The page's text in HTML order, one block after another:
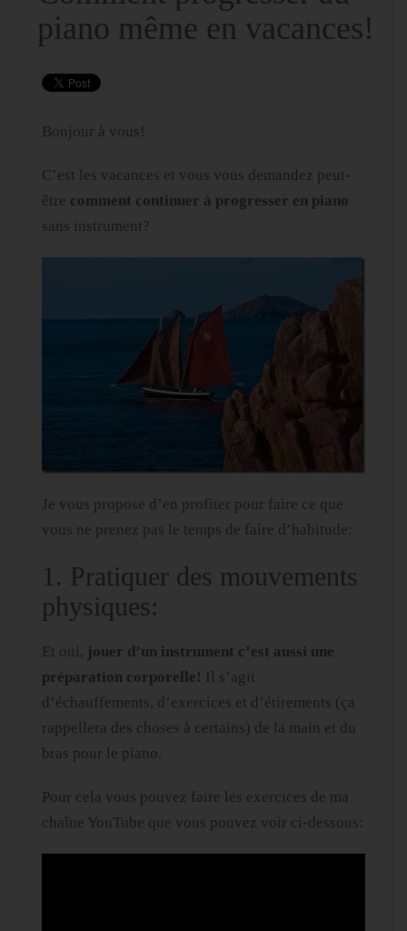
piano même en vacances!
Bonjour à vous!
C’est les vacances et vous vous demandez peut-
être comment continuer à progresser en piano
sans instrument?
Je vous propose d’en profiter pour faire ce que
vous ne prenez pas le temps de faire d’habitude:
1. Pratiquer des mouvements
physiques:
Et oui, jouer d’un instrument c’est aussi une
préparation corporelle! Il s’agit
d’échauffements, d’exercices et d’étirements (ça
rappellera des choses à certains) de la main et du
bras pour le piano.
Pour cela vous pouvez faire les exercices de ma
chaîne YouTube que vous pouvez voir ci-dessous: